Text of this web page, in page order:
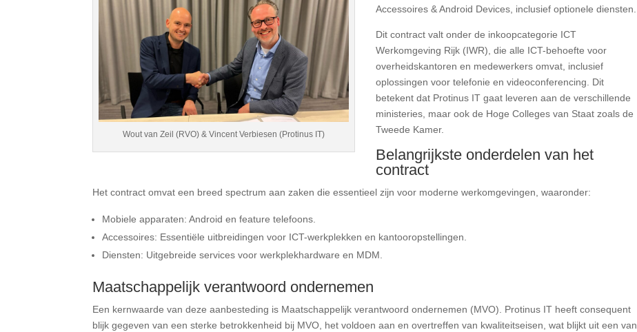
Wout van Zeil (RVO) & Vincent Verbiesen (Protinus IT)
Accessoires & Android Devices, inclusief optionele diensten.
Dit contract valt onder de inkoopcategorie ICT
Werkomgeving Rijk (IWR), die alle ICT-behoefte voor
overheidskantoren en medewerkers omvat, inclusief
oplossingen voor telefonie en videoconferencing. Dit
betekent dat Protinus IT gaat leveren aan de verschillende
ministeries, maar ook de Hoge Colleges van Staat zoals de
Tweede Kamer.
Belangrijkste onderdelen van het
contract
Het contract omvat een breed spectrum aan zaken die essentieel zijn voor moderne werkomgevingen, waaronder:
Mobiele apparaten: Android en feature telefoons.
Accessoires: Essentiële uitbreidingen voor ICT-werkplekken en kantooropstellingen.
Diensten: Uitgebreide services voor werkplekhardware en MDM.
Maatschappelijk verantwoord ondernemen
Een kernwaarde van deze aanbesteding is Maatschappelijk verantwoord ondernemen (MVO). Protinus IT heeft consequent
blijk gegeven van een sterke betrokkenheid bij MVO, het voldoen aan en overtreffen van kwaliteitseisen, wat blijkt uit een van